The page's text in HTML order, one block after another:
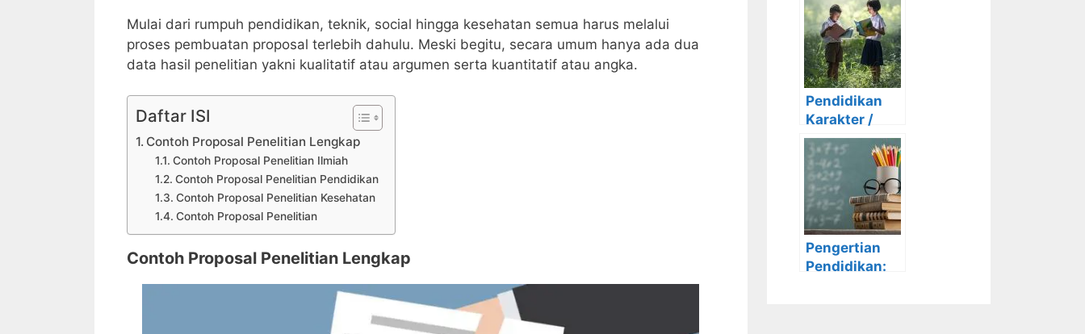
Mulai dari rumpuh pendidikan, teknik, social hingga kesehatan semua harus melalui
proses pembuatan proposal terlebih dahulu. Meski begitu, secara umum hanya ada dua
data hasil penelitian yakni kualitatif atau argumen serta kuantitatif atau angka.
Daftar ISI
Contoh Proposal Penelitian Lengkap
Contoh Proposal Penelitian Ilmiah
Contoh Proposal Penelitian Pendidikan
Contoh Proposal Penelitian Kesehatan
Contoh Proposal Penelitian
Contoh Proposal Penelitian Lengkap
Digunakan
Untuk
Mengerjakan
Tugas Akhir
Pendidikan
Karakter /
Pengertian,
Fungsi, Nilai
dan
Tujuannya
Pengertian
Pendidikan: